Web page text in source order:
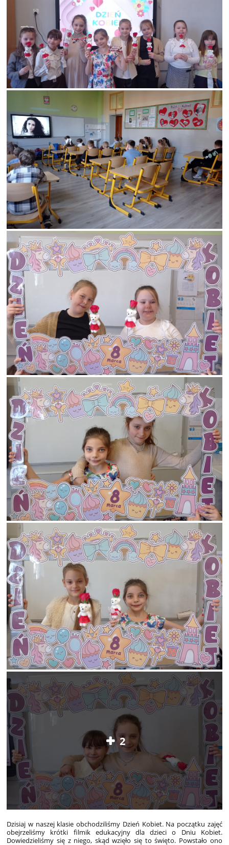
2
Dzisiaj w naszej klasie obchodziliśmy Dzień Kobiet. Na początku zajęć
obejrzeliśmy krótki filmik edukacyjny dla dzieci o Dniu Kobiet.
Dowiedzieliśmy się z niego, skąd wzięło się to święto. Powstało ono